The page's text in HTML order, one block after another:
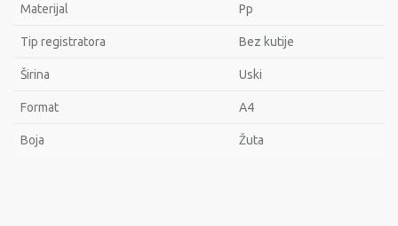
Materijal Pp
Tip registratora Bez kutije
Širina Uski
Format A4
Bоја Žuta